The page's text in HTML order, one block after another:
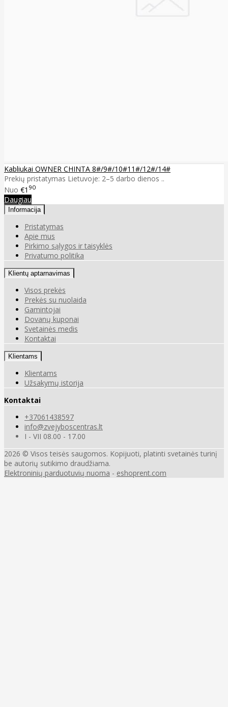
Kabliukai OWNER CHINTA 8#/9#/10#11#/12#/14#
Prekių pristatymas Lietuvoje: 2–5 darbo dienos ..
Nuo €1 90
Daugiau
Informacija
Pristatymas
Apie mus
Pirkimo sąlygos ir taisyklės
Privatumo politika
Klientų aptarnavimas
Visos prekės
Prekės su nuolaida
Gamintojai
Dovanų kuponai
Svetainės medis
Kontaktai
Klientams
Klientams
Užsakymų istorija
Kontaktai
+37061438597
info@zvejyboscentras.lt
I - VII 08.00 - 17.00
2026 © Visos teisės saugomos. Kopijuoti, platinti svetainės turinį
be autorių sutikimo draudžiama.
Elektroninių parduotuvių nuoma - eshoprent.com